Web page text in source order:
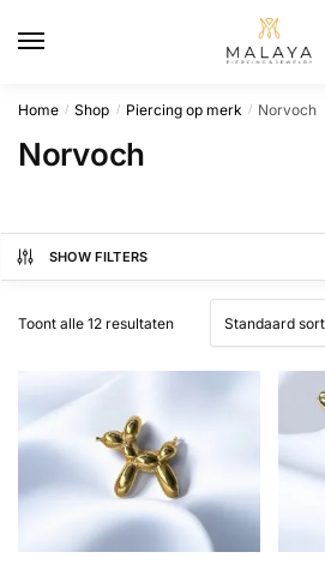
Home / Shop / Piercing op merk / Norvoch
Norvoch
SHOW FILTERS
Toont alle 12 resultaten